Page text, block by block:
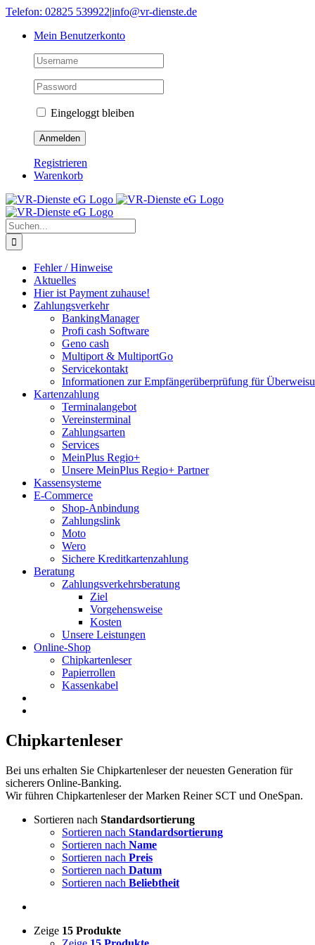
Skip
content
Telefon: 02825 539922|info@vr-dienste.de
Mein Benutzerkonto
Eingeloggt bleiben
Registrieren
Warenkorb
Suche
nach:
Fehler / Hinweise
Aktuelles
Hier ist Payment zuhause!
Zahlungsverkehr
BankingManager
Profi cash Software
Geno cash
Multiport & MultiportGo
Servicekontakt
Informationen zur Empfängerüberprüfung für
Kartenzahlung
Terminalangebot
Vereinsterminal
Zahlungsarten
Services
MeinPlus Regio+
Unsere MeinPlus Regio+ Partner
Kassensysteme
E-Commerce
Shop-Anbindung
Zahlungslink
Moto
Wero
Sichere Kreditkartenzahlung
Beratung
Zahlungsverkehrsberatung
Ziel
Vorgehensweise
Kosten
Unsere Leistungen
Online-Shop
Chipkartenleser
Papierrollen
Kassenkabel
Chipkartenleser
Bei uns erhalten Sie Chipkartenleser der neuesten Generation für
sicherers Online-Banking.
Wir führen Chipkartenleser der Marken Reiner SCT und OneSpan.
Sortieren nach Standardsortierung
Sortieren nach Standardsortierung
Sortieren nach Name
Sortieren nach Preis
Sortieren nach Datum
Sortieren nach Beliebtheit
Zeige 15 Produkte